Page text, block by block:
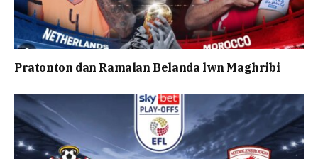
Pratonton dan Ramalan Belanda lwn Maghribi